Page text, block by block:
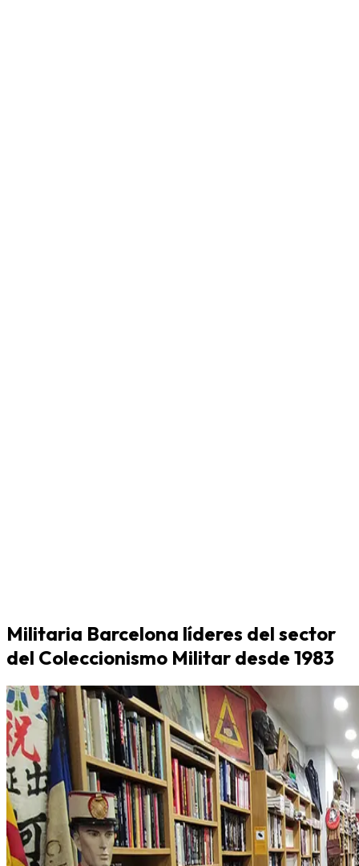
Militaria Barcelona líderes del sector
del Coleccionismo Militar desde 1983